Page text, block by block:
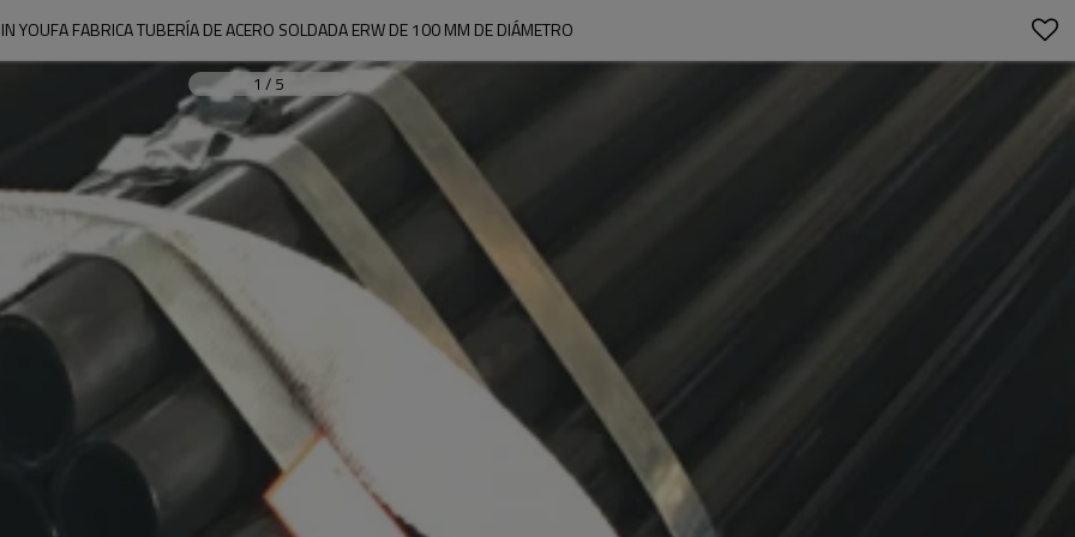
YOUFA FABRICA TUBERÍA DE ACERO SOLDADA ERW DE 100 MM DE DIÁMETRO
1 / 5